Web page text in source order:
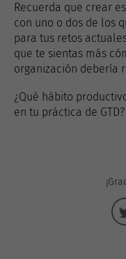
Recuerda que crear
con uno o dos de los
para tus retos
que te sientas más
organización debería
¿Qué hábito
en tu práctica de